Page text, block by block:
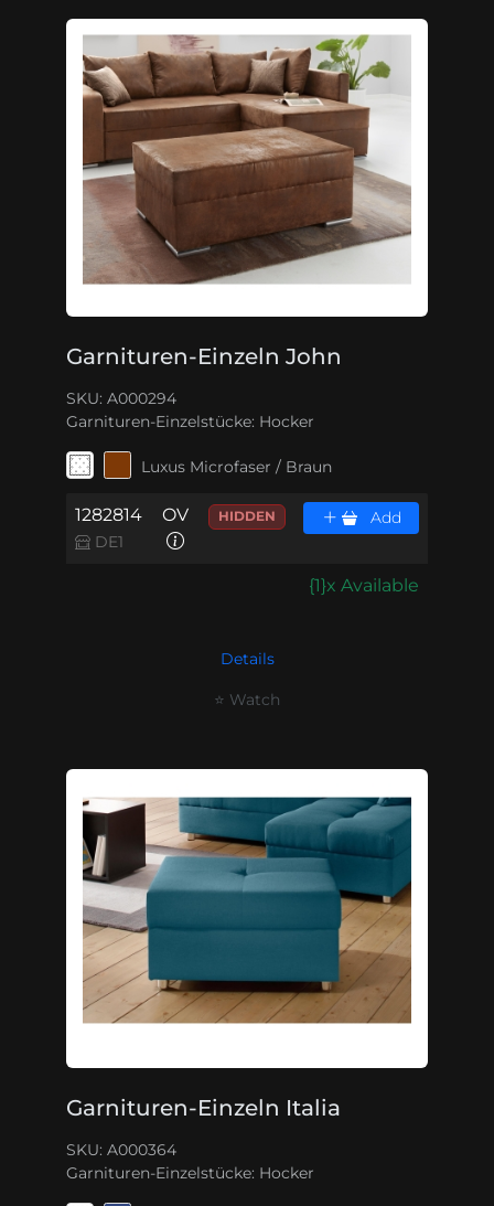
Garnituren-Einzeln John
SKU: A000294
Garnituren-Einzelstücke: Hocker
Luxus Microfaser / Braun
1282814
DE1
OV HIDDEN Add
{1}x Available
Details
⭐ Watch
Garnituren-Einzeln Italia
SKU: A000364
Garnituren-Einzelstücke: Hocker